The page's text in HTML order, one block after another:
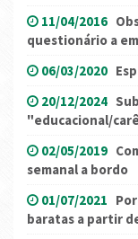
11/04/2016
questionário a
06/03/2020
20/12/2024
"educacional/
02/05/2019
semanal a bordo
01/07/2021
baratas a partir